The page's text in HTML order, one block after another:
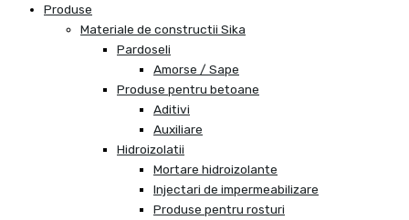
Produse
Materiale de constructii Sika
Pardoseli
Amorse / Sape
Produse pentru betoane
Aditivi
Auxiliare
Hidroizolatii
Mortare hidroizolante
Injectari de impermeabilizare
Produse pentru rosturi